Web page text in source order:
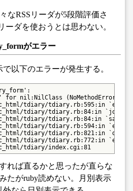
なRSSリーダが5段階評価さ
ーダを使おうとは思わない。
がエラー
以下のエラーが発生する。
for nil:NilClass (NoMethodError)
tdiary/tdiary.rb:595:in
tdiary/tdiary.rb:84:in `join'
tdiary/tdiary.rb:84:in `safe'
tdiary/tdiary.rb:594:in
tdiary/tdiary.rb:821:in
tdiary/tdiary.rb:772:in
tdiary/index.cgi:81
れば直るかと思ったが直らな
たがruby読めない。月別表示